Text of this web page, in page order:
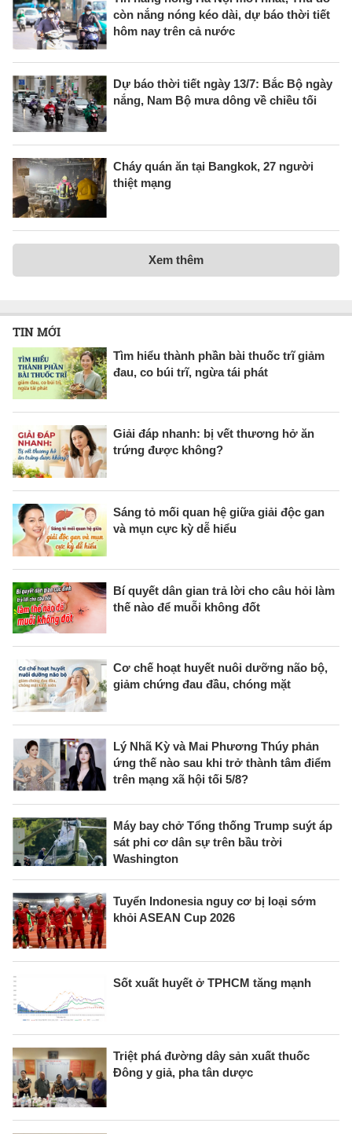
còn nắng nóng kéo dài, dự báo thời tiết
hôm nay trên cả nước
Dự báo thời tiết ngày 13/7: Bắc Bộ ngày
nắng, Nam Bộ mưa dông về chiều tối
Cháy quán ăn tại Bangkok, 27 người
thiệt mạng
Xem thêm
TIN MỚI
Tìm hiểu thành phần bài thuốc trĩ giảm
đau, co búi trĩ, ngừa tái phát
Giải đáp nhanh: bị vết thương hở ăn
trứng được không?
Sáng tỏ mối quan hệ giữa giải độc gan
và mụn cực kỳ dễ hiểu
Bí quyết dân gian trả lời cho câu hỏi làm
thế nào để muỗi không đốt
Cơ chế hoạt huyết nuôi dưỡng não bộ,
giảm chứng đau đầu, chóng mặt
Lý Nhã Kỳ và Mai Phương Thúy phản
ứng thế nào sau khi trở thành tâm điểm
trên mạng xã hội tối 5/8?
Máy bay chở Tổng thống Trump suýt áp
sát phi cơ dân sự trên bầu trời
Washington
Tuyển Indonesia nguy cơ bị loại sớm
khỏi ASEAN Cup 2026
Sốt xuất huyết ở TPHCM tăng mạnh
Triệt phá đường dây sản xuất thuốc
Đông y giả, pha tân dược